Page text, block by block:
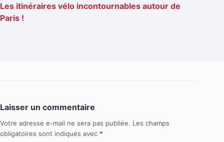
Les itinéraires vélo incontournables autour de
Paris !
Laisser un commentaire
Votre adresse e-mail ne sera pas publiée. Les champs
obligatoires sont indiqués avec *